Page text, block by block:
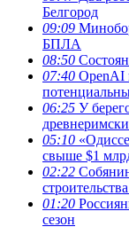
Белгород
09:09
БПЛА
08:50
07:40 OpenAI
06:25 У
05:10
свыше $1
02:22
01:20
сезон